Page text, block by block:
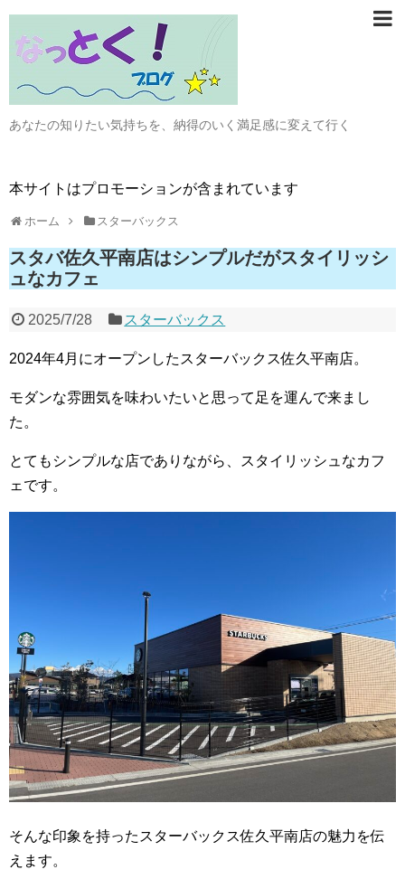
あなたの知りたい気持ちを、納得のいく満足感に変えて行く
本サイトはプロモーションが含まれています
ホーム スターバックス
スタバ佐久平南店はシンプルだがスタイリッシ
ュなカフェ
2025/7/28 スターバックス
2024年4月にオープンしたスターバックス佐久平南店。
モダンな雰囲気を味わいたいと思って足を運んで来まし
た。
とてもシンプルな店でありながら、スタイリッシュなカフ
ェです。
そんな印象を持ったスターバックス佐久平南店の魅力を伝
えます。